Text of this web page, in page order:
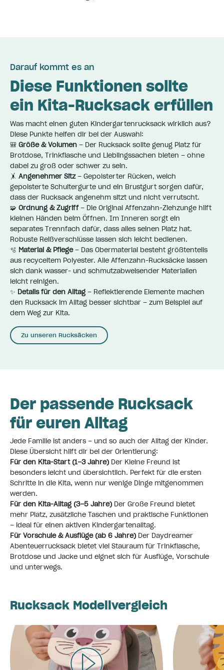
Darauf kommt es an
Diese Funktionen sollte
ein Kita-Rucksack erfüllen
Was macht einen guten Kindergartenrucksack wirklich aus?
Diese Punkte helfen dir bei der Auswahl:
🎒 Größe & Volumen – Der Rucksack sollte genug Platz für
Brotdose, Trinkflasche und Lieblingssachen bieten – ohne
dabei zu groß oder schwer zu sein.
🤸 Angenehmer Sitz– Gepolsterter Rücken, weich
gepolsterte Schultergurte und ein Brustgurt sorgen dafür,
dass der Rucksack angenehm sitzt und nicht verrutscht.
🧩 Ordnung & Zugriff– Die Original Affenzahn-Ziehzunge hilft
kleinen Händen beim Öffnen. Im Inneren sorgt ein
separates Trennfach dafür, dass alles seinen Platz hat.
Robuste Reißverschlüsse lassen sich leicht bedienen.
🫧 Material & Pflege– Das Obermaterial besteht größtenteils
aus recyceltem Polyester. Alle Affenzahn-Rucksäcke lassen
sich dank wasser- und schmutzabweisender Materialien
leicht reinigen.
✨ Details für den Alltag – Reflektierende Elemente machen
den Rucksack im Alltag besser sichtbar – zum Beispiel auf
dem Weg zur Kita.
Zu unseren Rucksäcken
Der passende Rucksack
für euren Alltag
Jede Familie ist anders – und so auch der Alltag der Kinder.
Diese Übersicht hilft dir bei der Orientierung:
Für den Kita-Start (1–3 Jahre) Der Kleine Freund ist
besonders leicht und übersichtlich. Perfekt für die ersten
Schritte in die Kita, wenn nur wenige Dinge mitgenommen
werden.
Für den Kita-Alltag (3–5 Jahre) Der Große Freund bietet
mehr Platz, zusätzliche Taschen und praktische Funktionen
– ideal für einen aktiven Kindergartenalltag.
Für Vorschule & Ausflüge (ab 6 Jahre) Der Daydreamer
Abenteuerrucksack bietet viel Stauraum für Trinkflasche,
Brotdose und Jacke und eignet sich für Ausflüge, Vorschule
und unterwegs.
Rucksack Modellvergleich